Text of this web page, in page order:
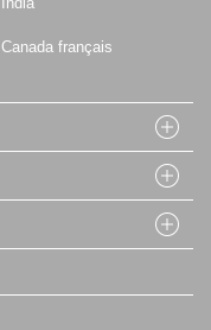
Canada français